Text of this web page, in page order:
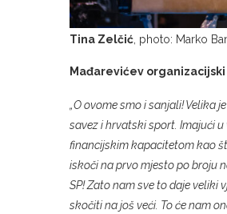
Tina Zelčić, photo: Marko
Mađarevićev
„O ovome smo i sanjali! Velika
savez i hrvatski sport. Imajući
financijskim kapacitetom kao
iskoči na prvo mjesto po broju
SP! Zato nam sve to daje veliki
skočiti na još veći. To će nam